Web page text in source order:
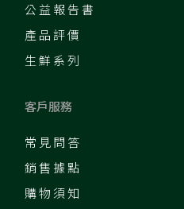
公益報告書
產品評價
生鮮系列
客戶服務
常見問答
銷售據點
購物須知